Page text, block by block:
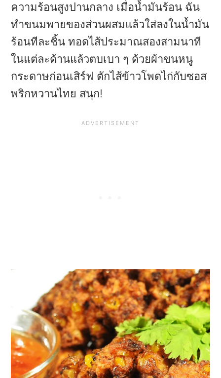
ความร้อนสูงปานกลาง เมื่อน้ำมันร้อน ฉัน
ทำขนมพายของส่วนผสมแล้วใส่ลงในน้ำมัน
ร้อนทีละชิ้น ทอดไส้ประมาณสองสามนาที
ในแต่ละด้านแล้วตบเบา ๆ ด้วยผ้าขนหนู
กระดาษก่อนเสิร์ฟ ตักไส้ข้าวโพดไก่กับซอส
พริกหวานไทย สนุก!